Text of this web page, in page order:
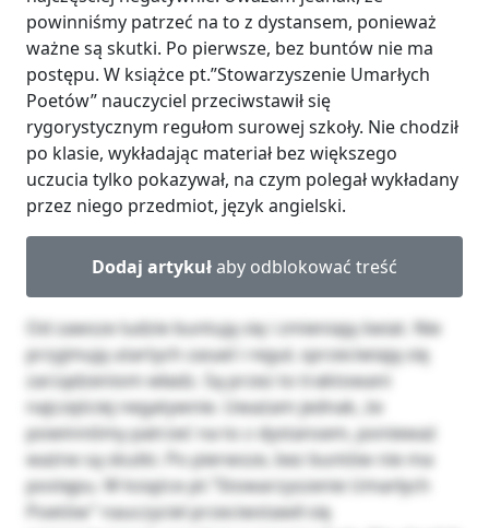
powinniśmy patrzeć na to z dystansem, ponieważ
ważne są skutki. Po pierwsze, bez buntów nie ma
postępu. W książce pt.”Stowarzyszenie Umarłych
Poetów” nauczyciel przeciwstawił się
rygorystycznym regułom surowej szkoły. Nie chodził
po klasie, wykładając materiał bez większego
uczucia tylko pokazywał, na czym polegał wykładany
przez niego przedmiot, język angielski.
Dodaj artykułaby odblokować treść
Od zawsze ludzie buntują się i zmieniają świat. Nie
przyjmują utartych zasad i reguł, sprzeciwiają się
zarządzeniom władz. Są przez to traktowani
najczęściej negatywnie. Uważam jednak, że
powinniśmy patrzeć na to z dystansem, ponieważ
ważne są skutki. Po pierwsze, bez buntów nie ma
postępu. W książce pt.”Stowarzyszenie Umarłych
Poetów” nauczyciel przeciwstawił się